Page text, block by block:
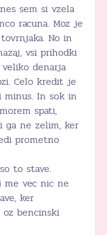
sem si vzela
racuna. Moz je
No in
vsi prihodki
denarja
Celo kredit je
In sok in
spati,
ga ne zelim, ker
prometno
to stave.
me vec nic ne
ker
bencinski